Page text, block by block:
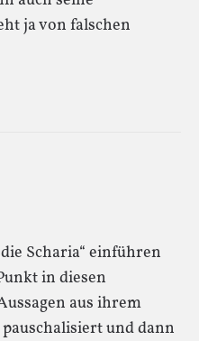
ja von falschen
Scharia“ einführen
in diesen
aus ihrem
und dann